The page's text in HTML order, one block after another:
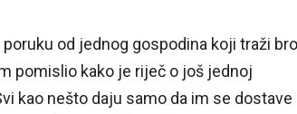
od jednog gospodina koji traži
pomislio kako je riječ o još jednoj
kao nešto daju samo da im se dostave